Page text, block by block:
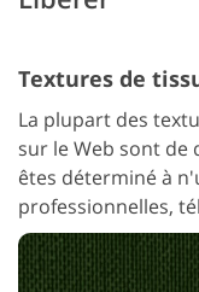
Textures de
La plupart des
sur le Web sont de
êtes déterminé à
professionnelles,